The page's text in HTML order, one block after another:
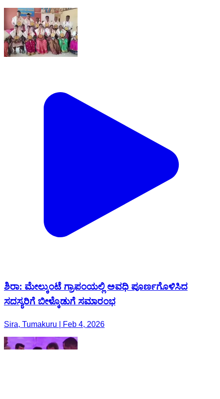
ಶಿರಾ: ಮೇಲ್ಕುಂಟೆ ಗ್ರಾಪಂಯಲ್ಲಿ ಅವಧಿ ಪೂರ್ಣಗೊಳಿಸಿದ
ಸದಸ್ಯರಿಗೆ ಬೀಳ್ಕೊಡುಗೆ ಸಮಾರಂಭ
Sira, Tumakuru | Feb 4, 2026